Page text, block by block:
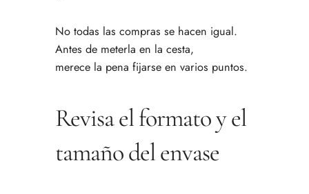
No todas las compras se hacen igual.
Antes de meterla en la cesta,
merece la pena fijarse en varios puntos.
Revisa el formato y el
tamaño del envase